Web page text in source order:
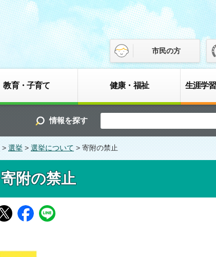
市民の方
教育・子育て 健康・福祉 生涯学
情報を探す
> 選挙 > 選挙について > 寄附の禁止
寄附の禁止